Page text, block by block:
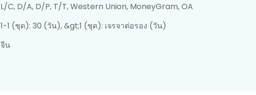
L/C, D/A, D/P, T/T, Western Union, MoneyGram, OA
1-1 (ชุด): 30 (วัน), &gt;1 (ชุด): เจรจาต่อรอง (วัน)
จีน